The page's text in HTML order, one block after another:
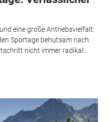
eine große Antriebsvielfalt:
Sportage behutsam nach.
nicht immer radikal...